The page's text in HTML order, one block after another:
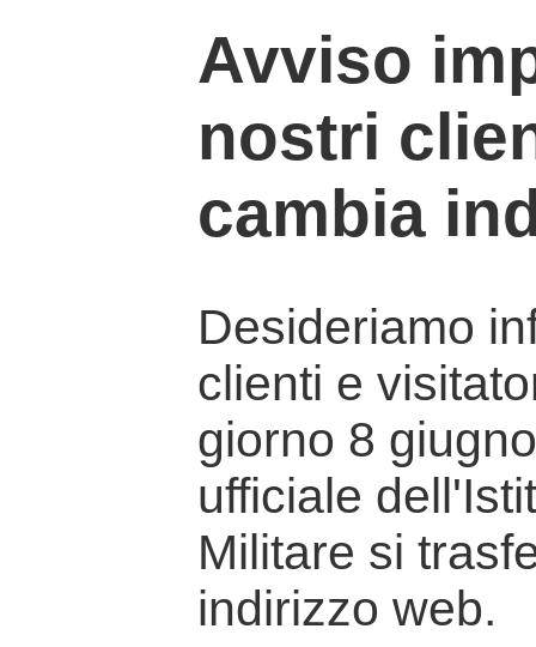
Avviso
nostri
cambia
Desideriamo
clienti e
giorno 8
ufficiale
Militare si
indirizzo web.